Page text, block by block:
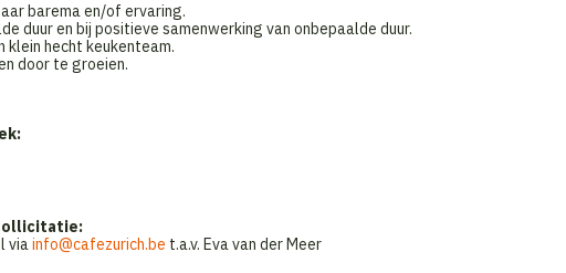
barema en/of ervaring.
duur en bij positieve samenwerking van onbepaalde duur.
klein hecht keukenteam.
door te groeien.
viainfo@cafezurich.be t.a.v. Eva van der Meer